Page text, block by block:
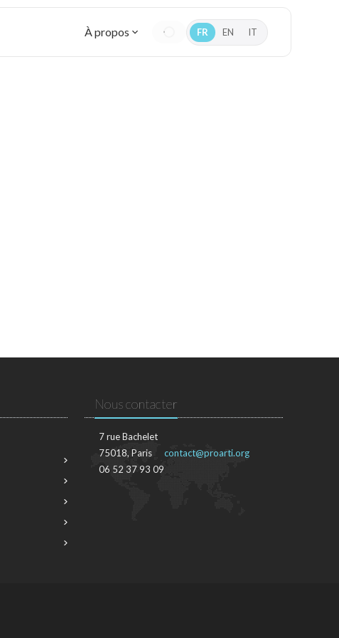
À propos FR EN IT
Nous contacter
7 rue Bachelet
75018, Paris
06 52 37 93 09
contact@proarti.org